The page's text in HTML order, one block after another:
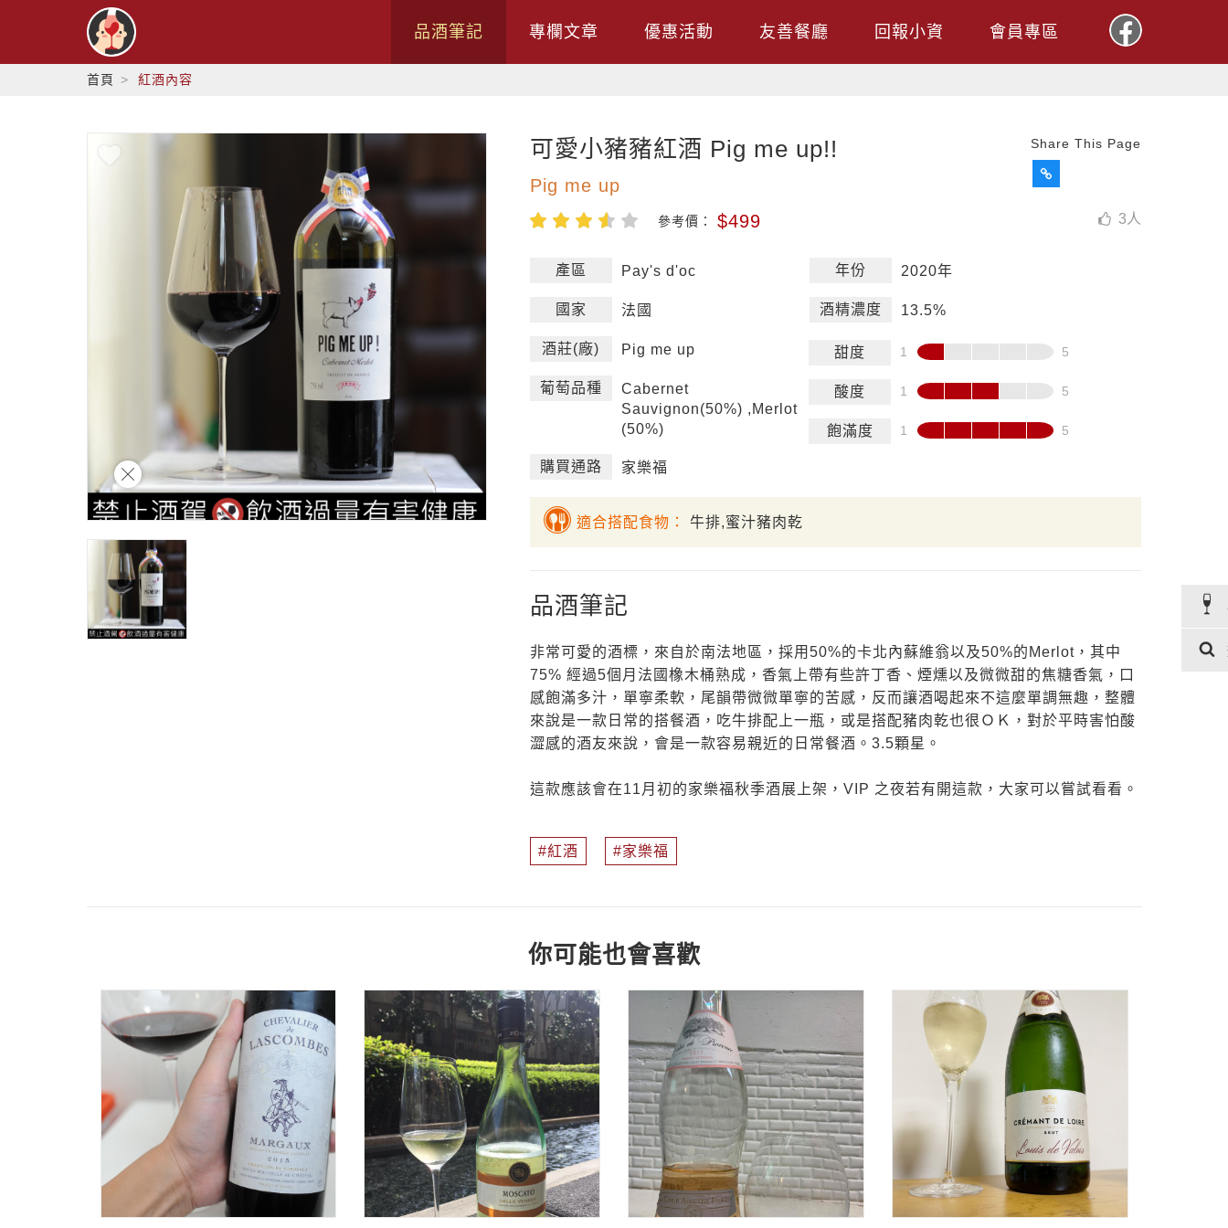
品酒筆記 專欄文章 優惠活動 友善餐廳 回報小資 會員專區
首頁 紅酒內容
Share This Page
3 人
可愛小豬豬紅酒 Pig me up!!
Pig me up
參考價： $499
產區 Pay's d'oc
國家 法國
酒莊(廠) Pig me up
葡萄品種
Cabernet
Sauvignon(50%) ,Merlot
(50%)
購買通路 家樂福
年份 2020年
酒精濃度 13.5%
甜度
酸度
飽滿度
適合搭配食物： 牛排,蜜汁豬肉乾
品酒筆記
非常可愛的酒標，來自於南法地區，採用50%的卡北內蘇維翁以及50%的Merlot，其中
75% 經過5個月法國橡木桶熟成，香氣上帶有些許丁香、煙燻以及微微甜的焦糖香氣，口
感飽滿多汁，單寧柔軟，尾韻帶微微單寧的苦感，反而讓酒喝起來不這麼單調無趣，整體
來說是一款日常的搭餐酒，吃牛排配上一瓶，或是搭配豬肉乾也很ＯＫ，對於平時害怕酸
澀感的酒友來說，會是一款容易親近的日常餐酒。3.5顆星。
這款應該會在11月初的家樂福秋季酒展上架，VIP 之夜若有開這款，大家可以嘗試看看。
紅酒 家樂福
你可能也會喜歡